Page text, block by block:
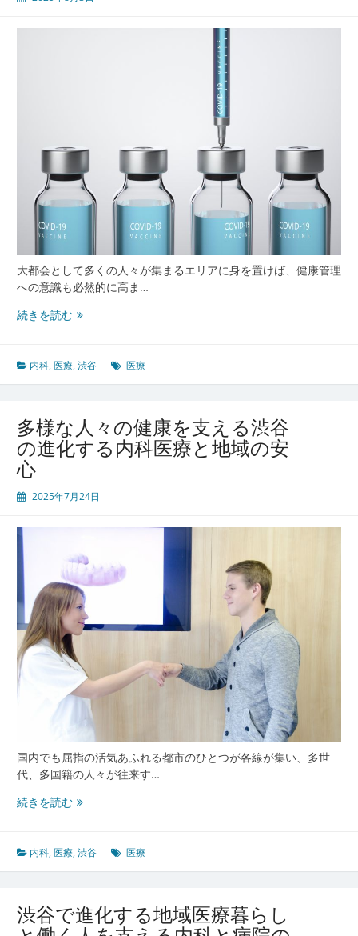
科
医
療
の
線
大都会として多くの人々が集まるエリアに身を置けば、健康管理
への意識も必然的に高ま…
続きを読む渋
進
化
都
市
科
ラ
イ
フ
ス
タ
イ
ル
を
支
健
康
イ
ン
最
前
内科,医療,渋谷 医療
多様な人々の健康を支える渋谷
の進化する内科医療と地域の安
心
2025年7月24日
国内でも屈指の活気あふれる都市のひとつが各線が集い、多世
代、多国籍の人々が往来す…
続きを読む多
人々
の
を
内科,医療,渋谷 医療
渋谷で進化する地域医療暮らし